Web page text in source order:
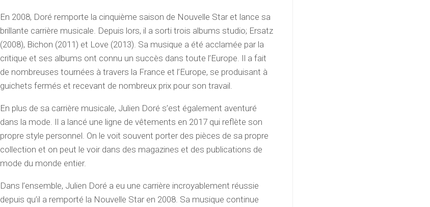
En 2008, Doré remporte la cinquième saison de Nouvelle Star et lance sa
brillante carrière musicale. Depuis lors, il a sorti trois albums studio; Ersatz
(2008), Bichon (2011) et Love (2013). Sa musique a été acclamée par la
critique et ses albums ont connu un succès dans toute l’Europe. Il a fait
de nombreuses tournées à travers la France et l’Europe, se produisant à
guichets fermés et recevant de nombreux prix pour son travail.
En plus de sa carrière musicale, Julien Doré s’est également aventuré
dans la mode. Il a lancé une ligne de vêtements en 2017 qui reflète son
propre style personnel. On le voit souvent porter des pièces de sa propre
collection et on peut le voir dans des magazines et des publications de
mode du monde entier.
Dans l’ensemble, Julien Doré a eu une carrière incroyablement réussie
depuis qu’il a remporté la Nouvelle Star en 2008. Sa musique continue